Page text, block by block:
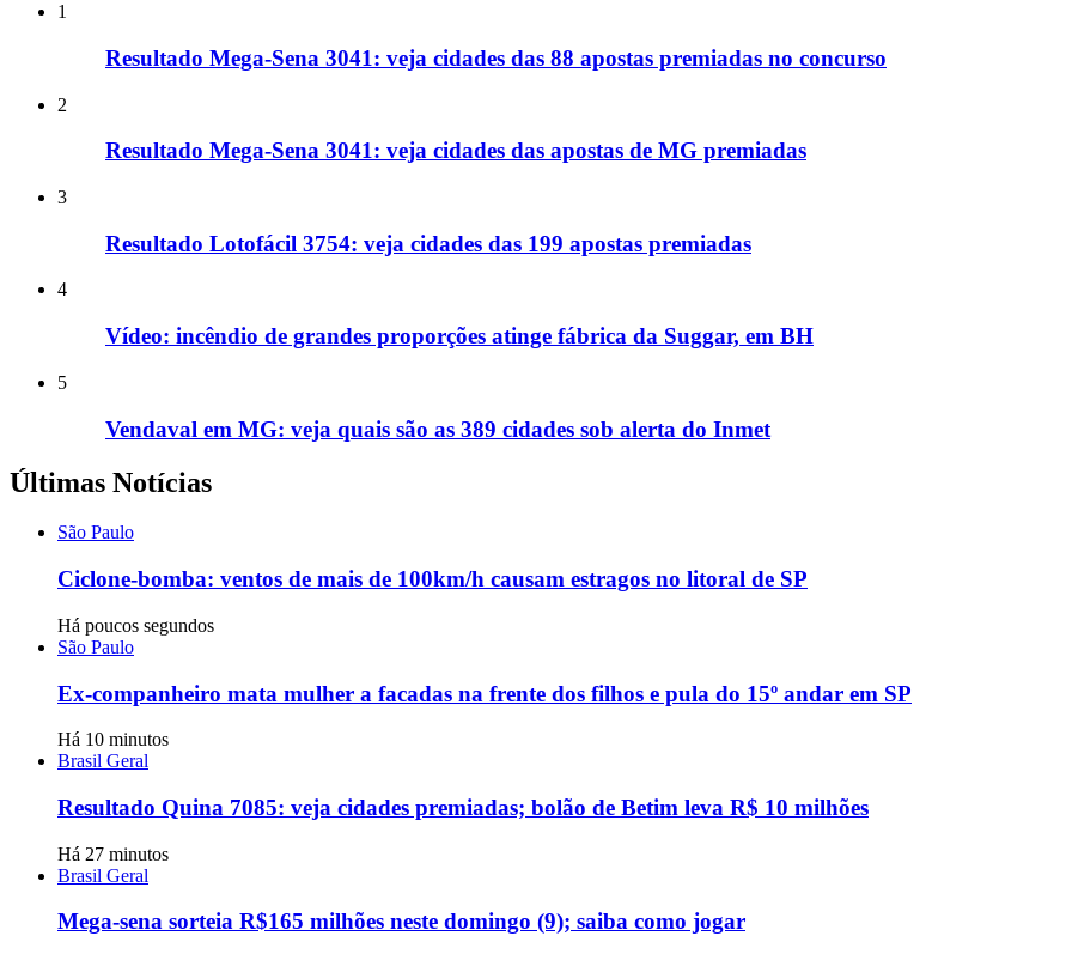
1
Resultado Mega-Sena 3041: veja cidades das 88 apostas premiadas no concurso
2
Resultado Mega-Sena 3041: veja cidades das apostas de MG premiadas
3
Resultado Lotofácil 3754: veja cidades das 199 apostas premiadas
4
Vídeo: incêndio de grandes proporções atinge fábrica da Suggar, em BH
5
Vendaval em MG: veja quais são as 389 cidades sob alerta do Inmet
Últimas Notícias
São Paulo
Ciclone-bomba: ventos de mais de 100km/h causam estragos no litoral de SP
Há poucos segundos
São Paulo
Ex-companheiro mata mulher a facadas na frente dos filhos e pula do 15º andar em SP
Há 10 minutos
Brasil Geral
Resultado Quina 7085: veja cidades premiadas; bolão de Betim leva R$ 10 milhões
Há 27 minutos
Brasil Geral
Mega-sena sorteia R$165 milhões neste domingo (9); saiba como jogar